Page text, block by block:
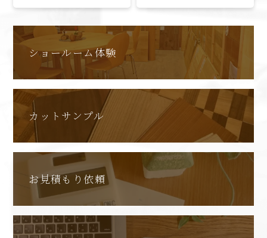
ショールーム体験
カットサンプル
お見積もり依頼